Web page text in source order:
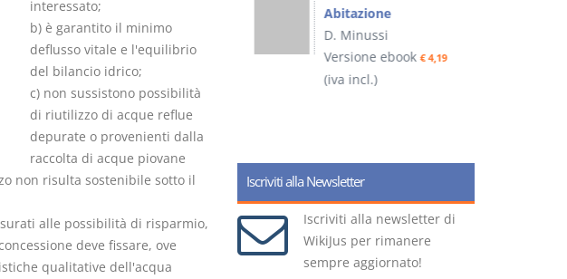
interessato;
b) è garantito il minimo
deflusso vitale e l'equilibrio
del bilancio idrico;
c) non sussistono possibilità
di riutilizzo di acque reflue
depurate o provenienti dalla
raccolta di acque piovane
non risulta sostenibile sotto il
alle possibilità di risparmio,
deve fissare, ove
qualitative dell'acqua
D. Minussi
Versione ebook€ 4,19
(iva incl.)
Abitazione
D. Minussi
Versione ebook € 4,19
(iva incl.)
Iscriviti alla Newsletter
Iscriviti alla newsletter di
WikiJus per rimanere
sempre aggiornato!